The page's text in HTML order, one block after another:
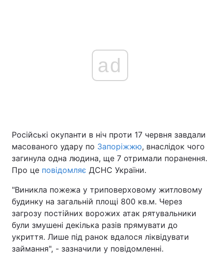
ad
Російські окупанти в ніч проти 17 червня завдали
масованого удару по Запоріжжю, внаслідок чого
загинула одна людина, ще 7 отримали поранення.
Про це повідомляє ДСНС України.
"Виникла пожежа у триповерховому житловому
будинку на загальній площі 800 кв.м. Через
загрозу постійних ворожих атак рятувальники
були змушені декілька разів прямувати до
укриття. Лише під ранок вдалося ліквідувати
займання", - зазначили у повідомленні.